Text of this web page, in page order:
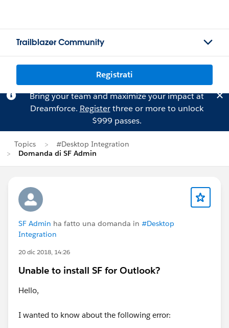
Trailblazer Community
Registrati
Bring your team and maximize your impact at
Dreamforce. Registerthree or more to unlock
$999 passes.
Topics
#Desktop Integration
Domanda di SF Admin
SF Admin ha fatto una domanda in #Desktop
Integration
20 dic 2018, 14:26
Unable to install SF for Outlook?
Hello,
I wanted to know about the following error: